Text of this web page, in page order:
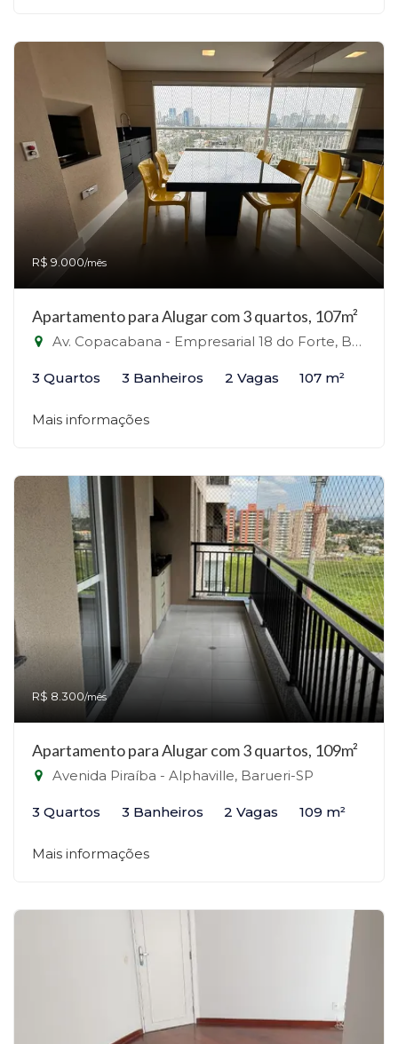
R$ 9.000/mês
Apartamento para Alugar com 3 quartos, 107m²
Av. Copacabana - Empresarial 18 do Forte, Barueri - Alphaville, Barueri-SP
3 Quartos 3 Banheiros 2 Vagas 107 m²
Mais informações
R$ 8.300/mês
Apartamento para Alugar com 3 quartos, 109m²
Avenida Piraíba - Alphaville, Barueri-SP
3 Quartos 3 Banheiros 2 Vagas 109 m²
Mais informações